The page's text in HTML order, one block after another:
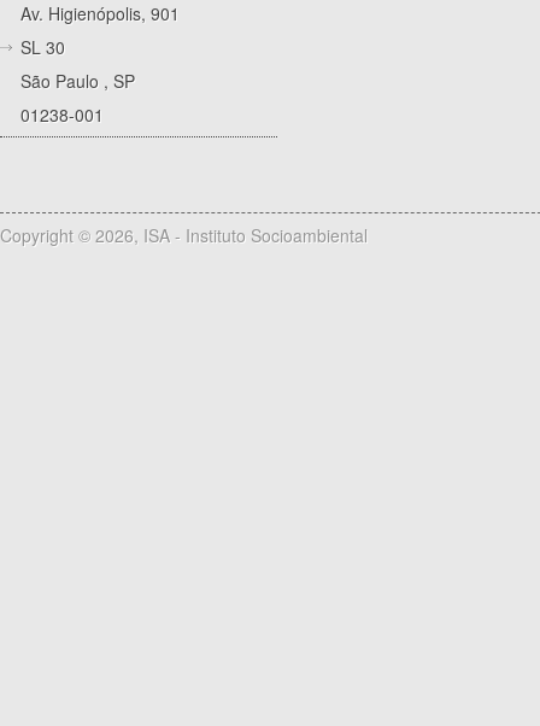
Av. Higienópolis, 901
SL 30
São Paulo , SP
01238-001
Copyright © 2026, ISA - Instituto Socioambiental